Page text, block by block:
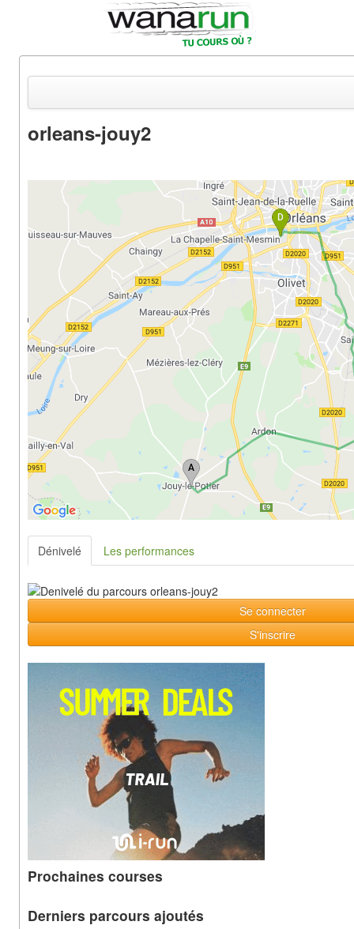
Equipements & Tests
Outils & Réseaux
orleans-jouy2
Dénivelé Les performances
Se connecter
S'inscrire
Prochaines courses
Derniers parcours ajoutés